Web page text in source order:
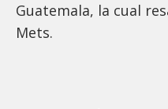
Guatemala, la cual
Mets.